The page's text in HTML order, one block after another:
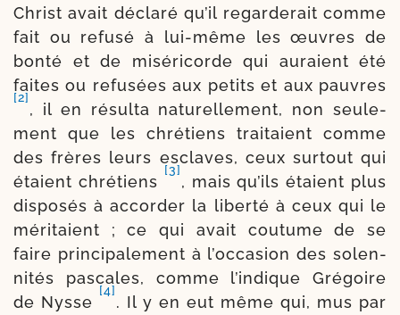
Christ avait dé­claré qu’il regar­de­rait comme
fait ou refu­sé à lui-​même les œuvres de
bon­té et de misé­ri­corde qui auraient été
fai­tes ou refu­sées aux petits et aux pau­vres
[2]
, il en résul­ta natu­rel­le­ment, non seule­
ment que les chré­tiens trai­taient comme
des frères leurs esclaves, ceux sur­tout qui
étaient chré­tiens
[3]
, mais qu’ils étaient plus
dis­po­sés à accor­der la liber­té à ceux qui le
méri­taient ; ce qui avait cou­tume de se
faire princi­palement à l’occasion des solen­
ni­tés pas­cales, comme l’indique Grégoire
de Nysse
[4]
. Il y en eut même qui, mus par